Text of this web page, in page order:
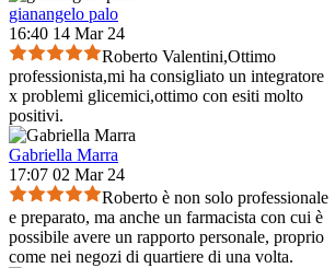
gianangelo palo
16:40 14 Mar 24
Roberto Valentini,Ottimo
professionista,mi ha consigliato un integratore
x problemi glicemici,ottimo con esiti molto
positivi.
Gabriella Marra
17:07 02 Mar 24
Roberto è non solo professionale
e preparato, ma anche un farmacista con cui è
possibile avere un rapporto personale, proprio
come nei negozi di quartiere di una volta.